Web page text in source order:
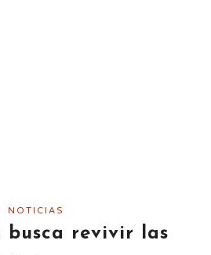
NOTICIAS
busca revivir las